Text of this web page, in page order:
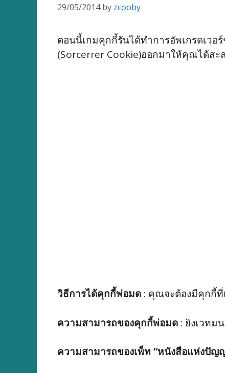
29/05/2014 by zcooby
ตอนนี้เกมคุกกี้รันได้ทำการอัพเกรดเว
(Sorcerrer Cookie)ออกมาให้คุณได้ส
วิธีการได้คุกกี้พ่อมด : คุณจะต้องมีคุกกี้ที่
ความสามารถของคุกกี้พ่อมด : ยิงเวทม
ความสามารถของเพ็ท “หนังสือแห่งปัญ